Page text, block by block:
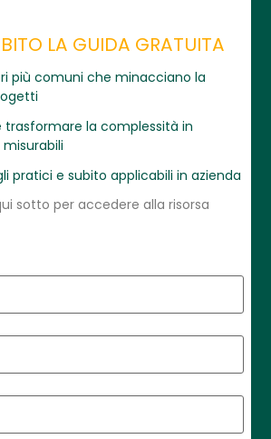
LA GUIDA GRATUITA
più comuni che minacciano la
la complessità in
pratici e subito applicabili in azienda
sotto per accedere alla risorsa